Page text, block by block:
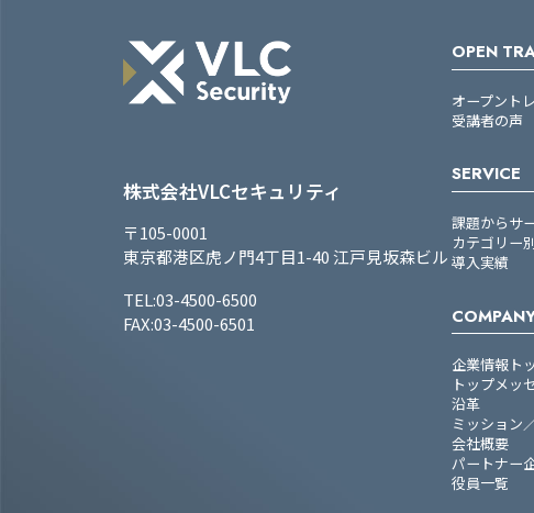
株式会社VLCセキュリティ
〒105-0001
東京都港区虎ノ門4丁目1-40 江戸見坂森ビル
TEL:03-4500-6500
FAX:03-4500-6501
OPEN
オープント
受講者の声
SERVICE
課題からサ
カテゴリー
導入実績
企業情報ト
トップメッ
沿革
ミッション
会社概要
パートナー
役員一覧